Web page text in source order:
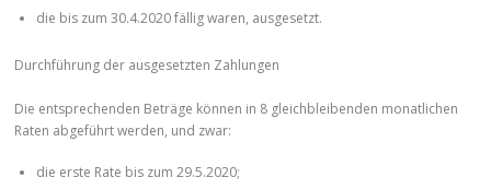
die bis zum 30.4.2020 fällig waren, ausgesetzt.
Durchführung der ausgesetzten Zahlungen
Die entsprechenden Beträge können in 8 gleichbleibenden monatlichen
Raten abgeführt werden, und zwar:
die erste Rate bis zum 29.5.2020;